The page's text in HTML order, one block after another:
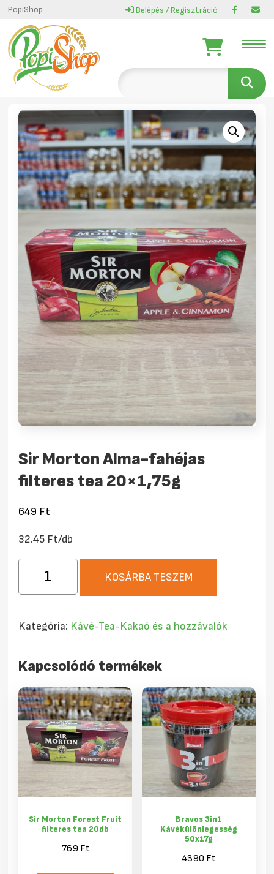
PopiShop Belépés / Regisztráció
Sir Morton Alma-fahéjas
filteres tea 20×1,75g
649 Ft
32.45 Ft/db
Morton
Alma-
filteres
20x1,75g
KOSÁRBA TESZEM
Kategória: Kávé-Tea-Kakaó és a hozzávalók
Kapcsolódó termékek
Sir Morton Forest Fruit
filteres tea 20db
769 Ft
Bravos 3in1
Kávékülönlegesség
50x17g
4390 Ft